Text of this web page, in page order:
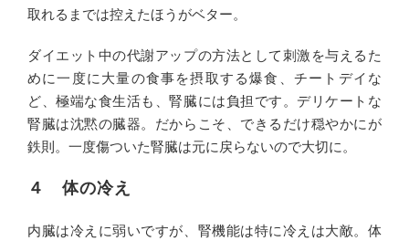
取れるまでは控えたほうがベター。
ダイエット中の代謝アップの方法として刺激を与えるた
めに一度に大量の食事を摂取する爆食、チートデイな
ど、極端な食生活も、腎臓には負担です。デリケートな
腎臓は沈黙の臓器。だからこそ、できるだけ穏やかにが
鉄則。一度傷ついた腎臓は元に戻らないので大切に。
４ 体の冷え
内臓は冷えに弱いですが、腎機能は特に冷えは大敵。体